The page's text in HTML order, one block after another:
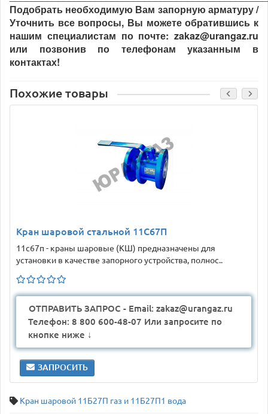
Подобрать необходимую Вам запорную арматуру /
Уточнить все вопросы, Вы можете обратившись к
нашим специалистам по почте: zakaz@urangaz.ru
или позвонив по телефонам указанным в
контактах!
Похожие товары
Кран шаровой стальной 11С67П
11с67п - краны шаровые (КШ) предназначены для
установки в качестве запорного устройства, полнос..
ОТПРАВИТЬ ЗАПРОС - Email: zakaz@urangaz.ru
Телефон: 8 800 600-48-07 Или запросите по
кнопке ниже ↓
ЗАПРОСИТЬ
Кран шаровой 11Б27П газ и 11Б27П1 вода